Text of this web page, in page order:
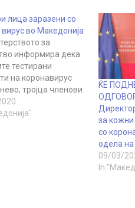
лица заразени со
во Македонија
за
информира дека
тестирани
на коронавирус
тројца членови
на
од Дебарско
ЌЕ
за кожни
со
одела на
09/03/
In